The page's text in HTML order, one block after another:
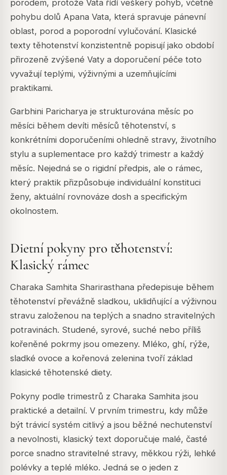
porodem, protože Vata řídí veškerý pohyb, včetně
pohybu dolů Apana Vata, která spravuje pánevní
oblast, porod a poporodní vylučování. Klasické
texty těhotenství konzistentně popisují jako období
přirozeně zvýšené Vaty a doporučení péče toto
vyvažují teplými, výživnými a uzemňujícími
praktikami.
Garbhini Paricharya je strukturována měsíc po
měsíci během devíti měsíců těhotenství, s
konkrétními doporučeními ohledně stravy, životního
stylu a suplementace pro každý trimestr a každý
měsíc. Nejedná se o rigidní předpis, ale o rámec,
který praktik přizpůsobuje individuální konstituci
ženy, aktuální rovnováze dosh a specifickým
okolnostem.
Dietní pokyny pro těhotenství:
Klasický rámec
Charaka Samhita Sharirasthana předepisuje během
těhotenství převážně sladkou, uklidňující a výživnou
stravu založenou na teplých a snadno stravitelných
potravinách. Studené, syrové, suché nebo příliš
kořeněné pokrmy jsou omezeny. Mléko, ghí, rýže,
sladké ovoce a kořenová zelenina tvoří základ
klasické těhotenské diety.
Pokyny podle trimestrů z Charaka Samhita jsou
praktické a detailní. V prvním trimestru, kdy může
být trávicí systém citlivý a jsou běžné nechutenství
a nevolnosti, klasický text doporučuje malé, časté
porce snadno stravitelné stravy, měkkou rýži, lehké
polévky a teplé mléko. Jedná se o jeden z